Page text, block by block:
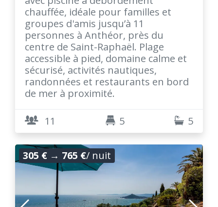
chauffée, idéale pour familles et
groupes d'amis jusqu’à 11
personnes à Anthéor, près du
centre de Saint-Raphaël. Plage
accessible à pied, domaine calme et
sécurisé, activités nautiques,
randonnées et restaurants en bord
de mer à proximité.
11 5 5
305 € → 765 €/ nuit